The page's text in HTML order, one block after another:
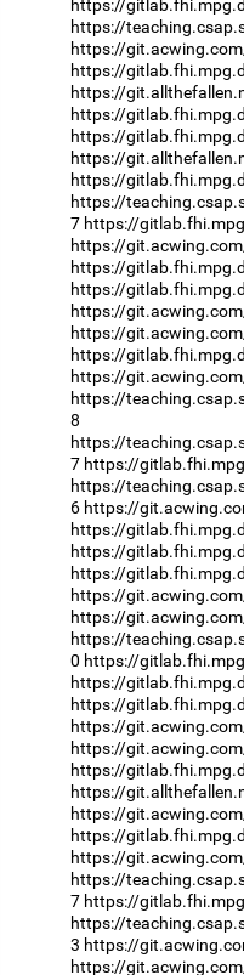
https://
https://
https://
https://
https://
https://
https://
https://
https://
https://
7 https://
https://
https://
https://
https://
https://
https://
https://
https://
8
https://
7 https://
https://
6 https://
https://
https://
https://
https://
https://
https://
0 https://
https://
https://
https://
https://
https://
https://
https://
https://
https://
https://
7 https://
https://
3 https://
https://